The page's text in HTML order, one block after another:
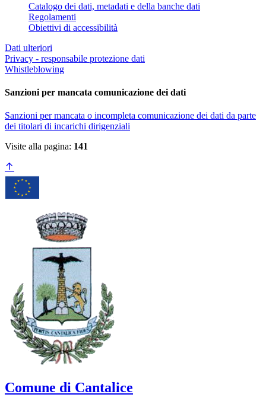
Catalogo dei dati, metadati e della banche dati
Regolamenti
Obiettivi di accessibilità
Dati ulteriori
Privacy - responsabile protezione dati
Whistleblowing
Sanzioni per mancata comunicazione dei dati
Sanzioni per mancata o incompleta comunicazione dei dati da parte
dei titolari di incarichi dirigenziali
Visite alla pagina: 141
Comune di Cantalice